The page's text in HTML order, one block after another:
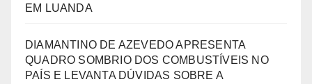
EM LUANDA
DIAMANTINO DE AZEVEDO APRESENTA
QUADRO SOMBRIO DOS COMBUSTÍVEIS NO
PAÍS E LEVANTA DÚVIDAS SOBRE A